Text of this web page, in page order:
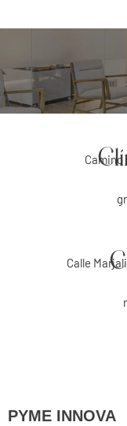
Camino
Calle
PYME INNOVA